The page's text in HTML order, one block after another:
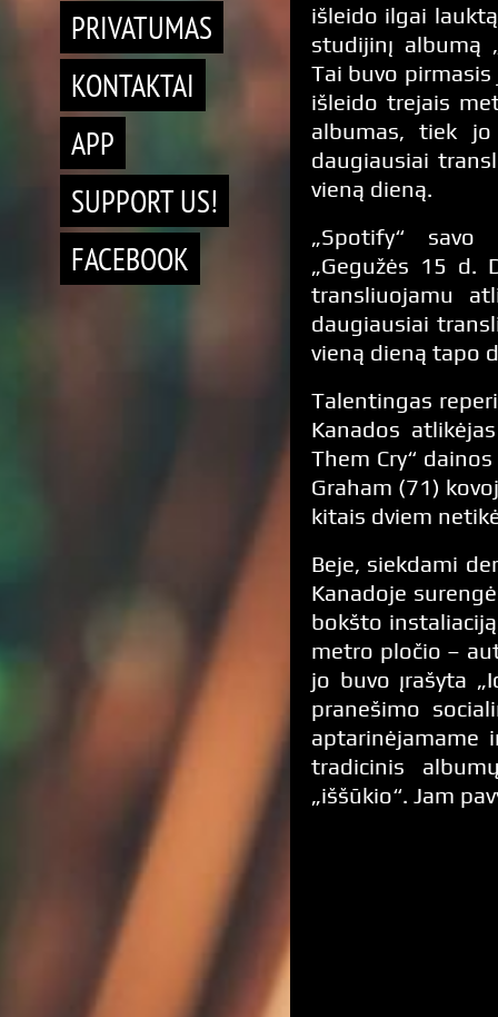
PRIVATUMAS
KONTAKTAI
APP
SUPPORT US!
FACEBOOK
išleido ilgai
studijinį albumą
Tai buvo
išleido trejais
albumas, tiek jo
daugiausiai
vieną dieną.
„Spotify“ savo
„Gegužės 15 d.
transliuojamu
daugiausiai
vieną dieną tapo
Talentingas
Kanados
Them Cry“
Graham (71)
kitais dviem
Beje, siekdami
Kanadoje
bokšto
metro pločio –
jo buvo įrašyta
pranešimo
aptarinėjamame
tradicinis
„iššūkio“. Jam